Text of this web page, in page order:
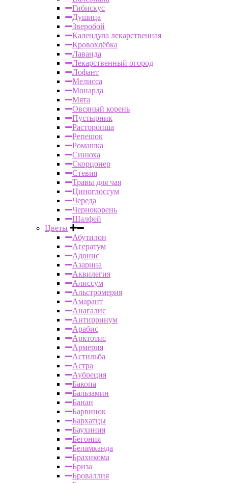
Гибискус
Душица
Зверобой
Календула лекарственная
Кровохлёбка
Лаванда
Лекарственный огород
Лофант
Мелисса
Монарда
Мята
Овсяный корень
Пустырник
Расторопша
Репешок
Ромашка
Синюха
Скорцонер
Стевия
Травы для чая
Циноглоссум
Череда
Чернокорень
Шалфей
Цветы
Абутилон
Агератум
Адонис
Азарина
Аквилегия
Алиссум
Альстромерия
Амарант
Анагалис
Антирринум
Арабис
Арктотис
Армерия
Астильба
Астра
Аубреция
Бакопа
Бальзамин
Банан
Барвинок
Бархатцы
Баухиния
Бегония
Беламканда
Брахикома
Бриза
Броваллия